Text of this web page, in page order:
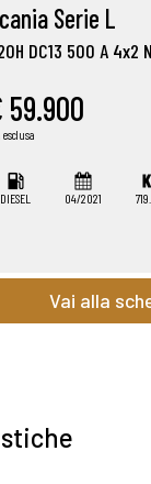
Serie L
DC13 500 A 4x2
59.900
esclusa
DIESEL 04/2021
Vai alla